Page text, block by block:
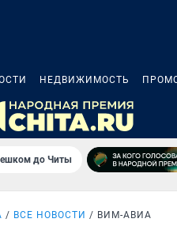
НЕДВИЖИМОСТЬ
до Читы
ВСЕ НОВОСТИ ВИМ-АВИА